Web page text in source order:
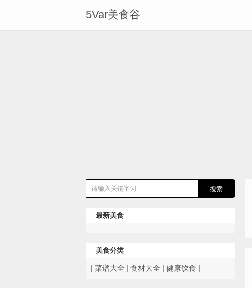
5Var美食谷
最新美食
美食分类
| 菜谱大全 | 食材大全 | 健康饮食 |